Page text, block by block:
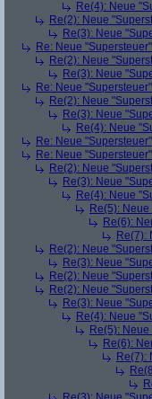
Re(4): Neue
Re(2): Neue
Re(3): Neue
Re: Neue
Re(2): Neue
Re(3): Neue
Re: Neue
Re(2): Neue
Re(3): Neue
Re(4): Neue
Re: Neue
Re: Neue
Re(2): Neue
Re(3): Neue
Re(4): Neue
Re(5):
Re(6):
Re(7):
Re(2): Neue
Re(3): Neue
Re(2): Neue
Re(2): Neue
Re(3): Neue
Re(4): Neue
Re(5):
Re(6):
Re(7):